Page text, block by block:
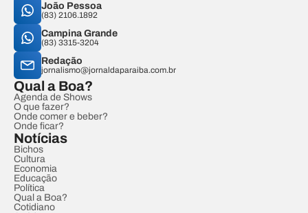
João Pessoa
(83) 2106.1892
Campina Grande
(83) 3315-3204
Redação
jornalismo@jornaldaparaiba.com.br
Qual a Boa?
Agenda de Shows
O que fazer?
Onde comer e beber?
Onde ficar?
Notícias
Bichos
Cultura
Economia
Educação
Política
Qual a Boa?
Cotidiano